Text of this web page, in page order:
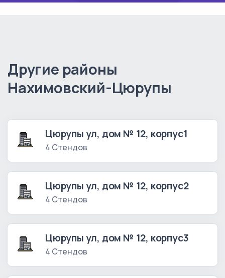
Другие районы
Нахимовский-Цюрупы
Цюрупы ул, дом № 12, корпус1
4 Стендов
Цюрупы ул, дом № 12, корпус2
4 Стендов
Цюрупы ул, дом № 12, корпус3
4 Стендов